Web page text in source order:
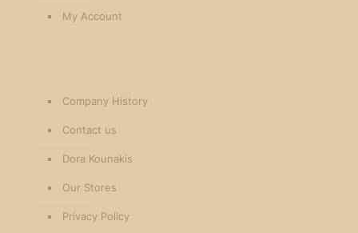
My Account
Company History
Contact us
Dora Kounakis
Our Stores
Privacy Policy